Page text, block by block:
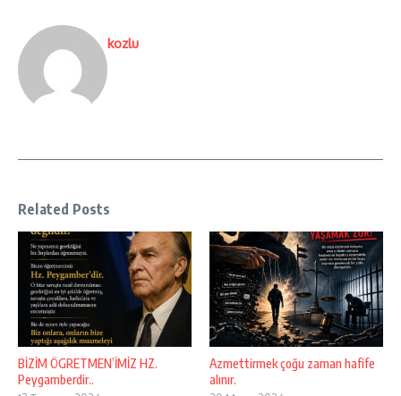
kozlu
Related Posts
BİZİM ÖGRETMEN’İMİZ HZ.
Peygamberdir..
Azmettirmek çoğu zaman hafife
alınır.